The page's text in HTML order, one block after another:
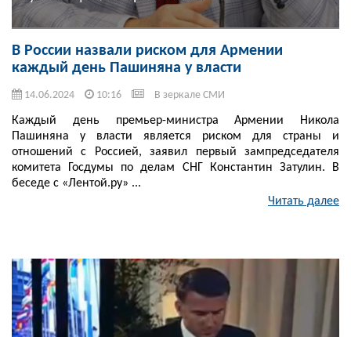
В России назвали риском для Армении
каждый день Пашиняна у власти
14.06.2024 10:16 В зеркале СМИ
Каждый день премьер-министра Армении Никола
Пашиняна у власти является риском для страны и
отношений с Россией, заявил первый зампредседателя
комитета Госдумы по делам СНГ Константин Затулин. В
беседе с «Лентой.ру» ...
Читать далее